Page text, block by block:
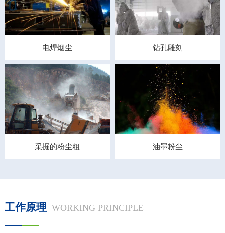
电焊烟尘 钻孔雕刻
采掘的粉尘粗 油墨粉尘
工作原理 WORKING PRINCIPLE